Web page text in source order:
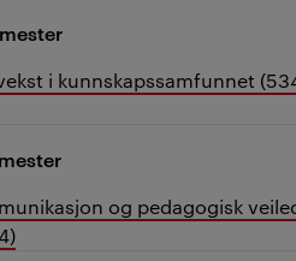
i kunnskapssamfunnet
og pedagogisk